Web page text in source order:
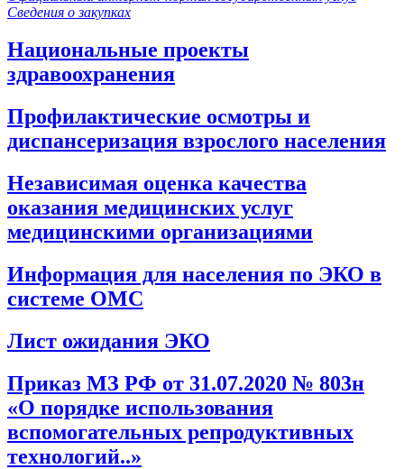
Сведения о закупках
Национальные проекты
здравоохранения
Профилактические осмотры и
диспансеризация взрослого населения
Независимая оценка качества
оказания медицинских услуг
медицинскими организациями
Информация для населения по ЭКО в
системе ОМС
Лист ожидания ЭКО
Приказ МЗ РФ от 31.07.2020 № 803н
«О порядке использования
вспомогательных репродуктивных
технологий..»